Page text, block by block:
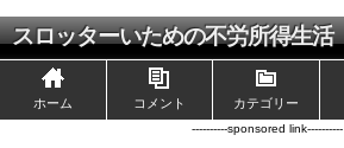
スロッターいための不労所得生活
ホーム コメント カテゴリー
----------sponsored link----------